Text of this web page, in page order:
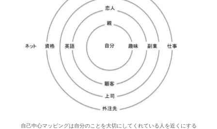
自己中心マッピングは自分のことを大切にしてくれている人を近くにする